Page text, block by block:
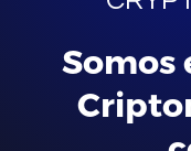
Somos